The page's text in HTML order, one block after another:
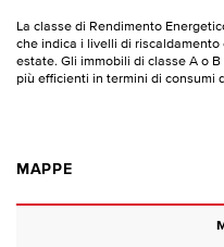
La classe di Rendimento
che indica i livelli di
estate. Gli immobili di classe A o
più efficienti in termini di consumi
MAPPE